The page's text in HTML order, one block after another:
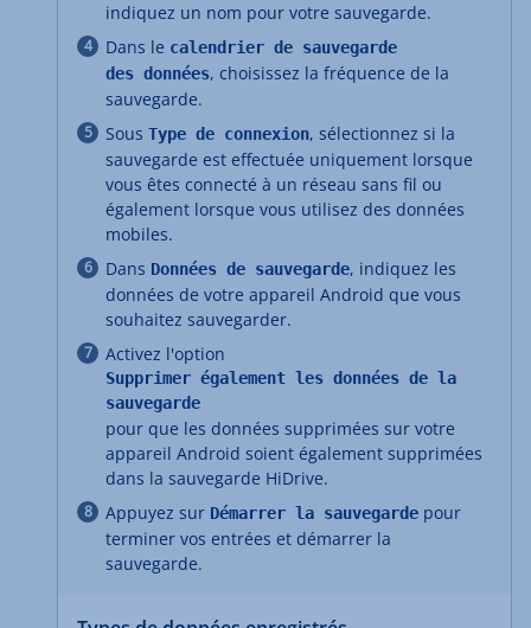
indiquez un nom pour votre sauvegarde.
Dans le calendrier de sauvegarde
des données, choisissez la fréquence de la
sauvegarde.
Sous Type de connexion, sélectionnez si la
sauvegarde est effectuée uniquement lorsque
vous êtes connecté à un réseau sans fil ou
également lorsque vous utilisez des données
mobiles.
Dans Données de sauvegarde, indiquez les
données de votre appareil Android que vous
souhaitez sauvegarder.
Activez l'option
Supprimer également les données de la
sauvegarde
pour que les données supprimées sur votre
appareil Android soient également supprimées
dans la sauvegarde HiDrive.
Appuyez sur Démarrer la sauvegarde pour
terminer vos entrées et démarrer la
sauvegarde.